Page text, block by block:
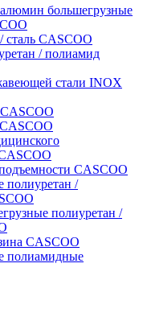
большегрузные
сталь CASCOO
/ полиамид
стали INOX
CASCOO
полиуретан /
полиуретан /
CASCOO
полиамидные